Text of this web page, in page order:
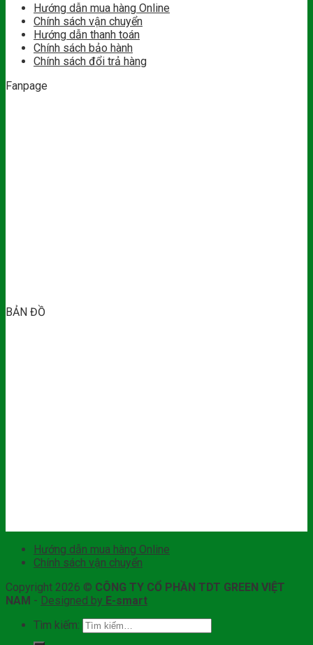
Hướng dẫn mua hàng Online
Chính sách vận chuyển
Hướng dẫn thanh toán
Chính sách bảo hành
Chính sách đổi trả hàng
Fanpage
BẢN ĐỒ
Hướng dẫn mua hàng Online
Chính sách vận chuyển
Copyright 2026 © CÔNG TY CỔ PHẦN TDT GREEN VIỆT
NAM - Designed by E-smart
Tìm kiếm: